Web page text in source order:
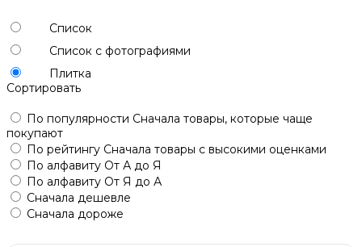
Список
Список с фотографиями
Плитка
Сортировать
По популярности Сначала товары, которые чаще
покупают
По рейтингу Сначала товары с высокими оценками
По алфавиту От А до Я
По алфавиту От Я до А
Сначала дешевле
Сначала дороже